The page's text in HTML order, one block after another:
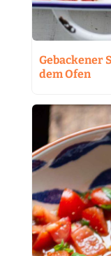
Gebackener
dem Ofen